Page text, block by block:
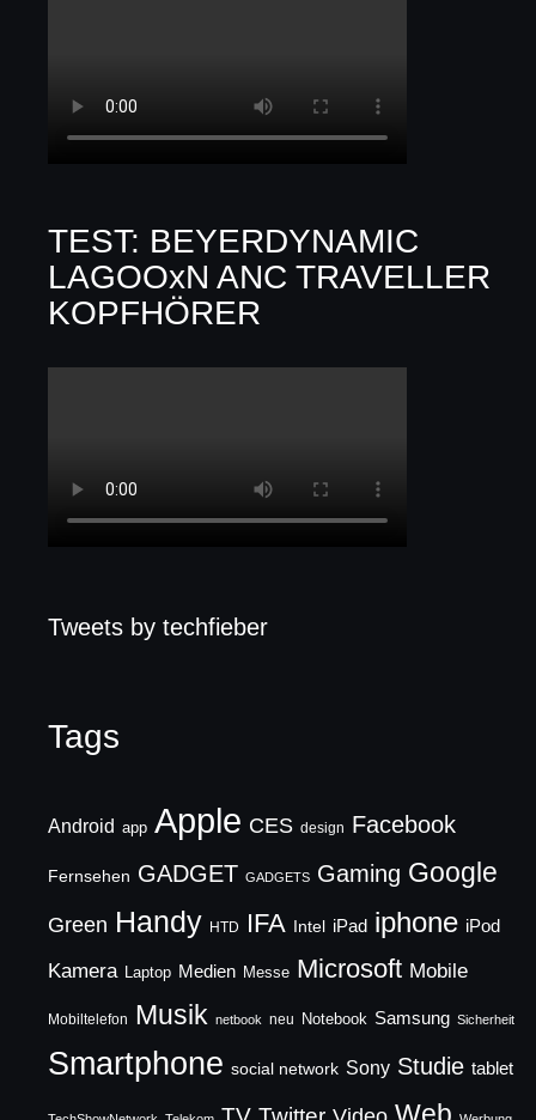
TEST: BEYERDYNAMIC
LAGOOxN ANC TRAVELLER
KOPFHÖRER
Tweets by techfieber
Tags
Android app Apple CES design Facebook
Fernsehen GADGET GADGETS Gaming Google
Green Handy HTD IFA Intel iPad iphone iPod
Kamera Laptop Medien Messe Microsoft Mobile
Mobiltelefon Musik netbook neu Notebook Samsung Sicherheit
Smartphone social network Sony Studie tablet